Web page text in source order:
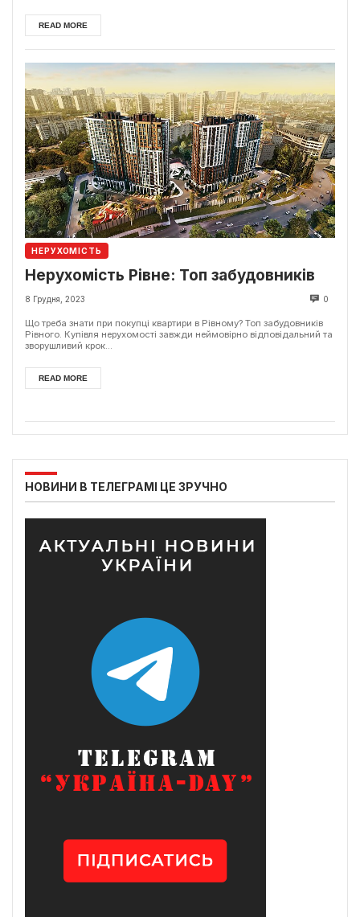
READ MORE
НЕРУХОМІСТЬ
Нерухомість Рівне: Топ забудовників
8 Грудня, 2023 0
Що треба знати при покупці квартири в Рівному? Топ забудовників
Рівного. Купівля нерухомості завжди неймовірно відповідальний та
зворушливий крок...
READ MORE
НОВИНИ В ТЕЛЕГРАМІ ЦЕ ЗРУЧНО